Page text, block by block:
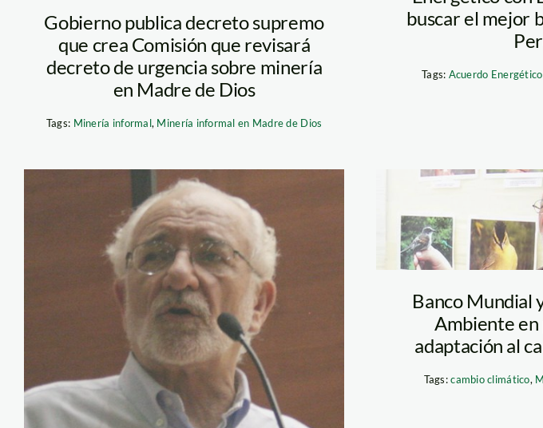
Gobierno publica decreto supremo
que crea Comisión que revisará
decreto de urgencia sobre minería
en Madre de Dios
Tags: Minería informal, Minería informal en Madre de Dios
buscar el mejor
Tags: Acuerdo
DR BRACK 2
Banco Mundial
Ambiente
adaptación al
Tags:cambio climático,